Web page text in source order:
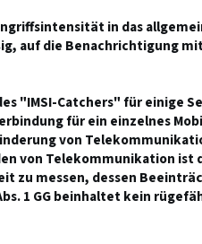
in das
auf die Benachrichtigung
"IMSI-Catchers" für einige
für ein einzelnes
von
von Telekommunikation ist
zu messen, dessen
1 GG beinhaltet kein